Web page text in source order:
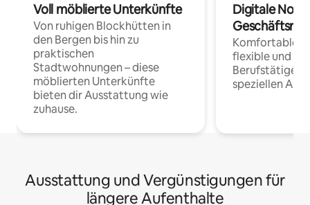
Voll möblierte Unterkünfte
Von ruhigen Blockhütten in
den Bergen bis hin zu
praktischen
Stadtwohnungen – diese
möblierten Unterkünfte
bieten dir Ausstattung wie
zuhause.
Digitale
Komfortable
flexible und
Berufstätige
speziellen
Ausstattung und Vergünstigungen für
längere Aufenthalte